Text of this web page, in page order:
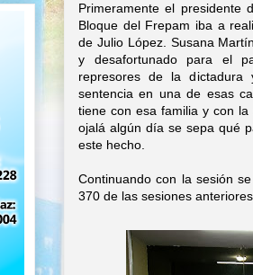
Primeramente el presidente
Bloque del Frepam iba a
de Julio López. Susana
y desafortunado para el
represores de la
sentencia en una de esas
tiene con esa familia y con
ojalá algún día se sepa qué
este hecho.
Continuando con la sesión
370 de las sesiones